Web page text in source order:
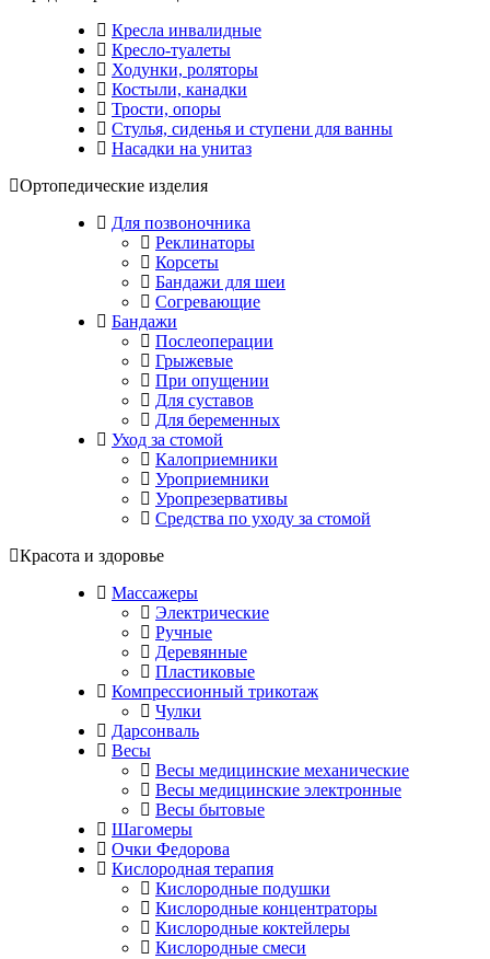
Кресла инвалидные
Кресло-туалеты
Ходунки, роляторы
Костыли, канадки
Трости, опоры
Стулья, сиденья и ступени для ванны
Насадки на унитаз
Ортопедические изделия
Для позвоночника
Реклинаторы
Корсеты
Бандажи для шеи
Согревающие
Бандажи
Послеоперации
Грыжевые
При опущении
Для суставов
Для беременных
Уход за стомой
Калоприемники
Уроприемники
Уропрезервативы
Средства по уходу за стомой
Красота и здоровье
Массажеры
Электрические
Ручные
Деревянные
Пластиковые
Компрессионный трикотаж
Чулки
Дарсонваль
Весы
Весы медицинские механические
Весы медицинские электронные
Весы бытовые
Шагомеры
Очки Федорова
Кислородная терапия
Кислородные подушки
Кислородные концентраторы
Кислородные коктейлеры
Кислородные смеси